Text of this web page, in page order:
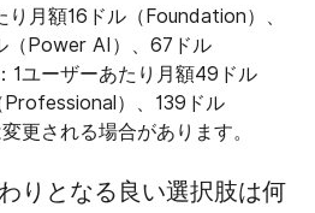
り月額16ドル（Foundation）、
（Power AI）、67ドル
1ユーザーあたり月額49ドル
）、139ドル
更される場合があります。
りとなる良い選択肢は何